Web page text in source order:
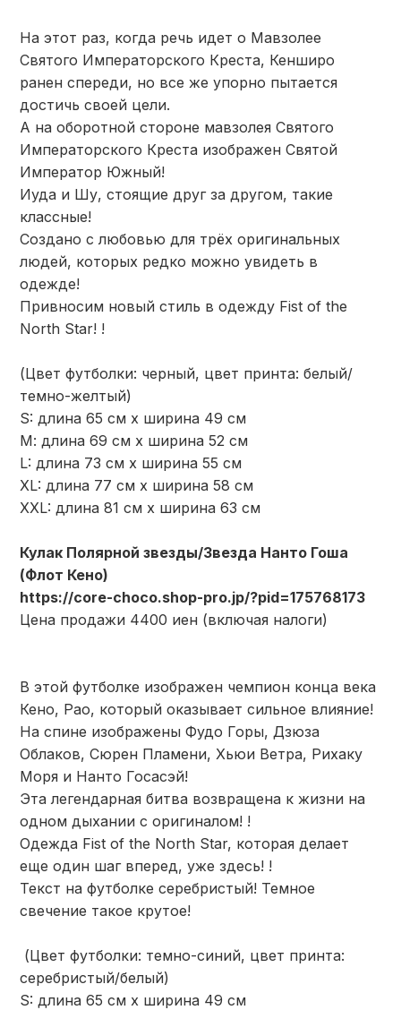
На этот раз, когда речь идет о Мавзолее
Святого Императорского Креста, Кенширо
ранен спереди, но все же упорно пытается
достичь своей цели.
А на оборотной стороне мавзолея Святого
Императорского Креста изображен Святой
Император Южный!
Иуда и Шу, стоящие друг за другом, такие
классные!
Создано с любовью для трёх оригинальных
людей, которых редко можно увидеть в
одежде!
Привносим новый стиль в одежду Fist of the
North Star! !
(Цвет футболки: черный, цвет принта: белый/
темно-желтый)
S: длина 65 см х ширина 49 см
М: длина 69 см х ширина 52 см
L: длина 73 см х ширина 55 см
XL: длина 77 см х ширина 58 см
XXL: длина 81 см х ширина 63 см
Кулак Полярной звезды/Звезда Нанто Гоша
(Флот Кено)
https://core-choco.shop-pro.jp/?pid=175768173
Цена продажи 4400 иен (включая налоги)
В этой футболке изображен чемпион конца века
Кено, Рао, который оказывает сильное влияние!
На спине изображены Фудо Горы, Дзюза
Облаков, Сюрен Пламени, Хьюи Ветра, Рихаку
Моря и Нанто Госасэй!
Эта легендарная битва возвращена к жизни на
одном дыхании с оригиналом! !
Одежда Fist of the North Star, которая делает
еще один шаг вперед, уже здесь! !
Текст на футболке серебристый! Темное
свечение такое крутое!
(Цвет футболки: темно-синий, цвет принта:
серебристый/белый)
S: длина 65 см х ширина 49 см